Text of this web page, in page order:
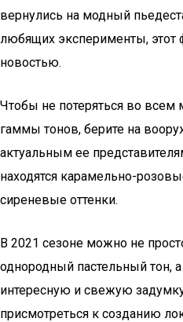
вернулись на модный
любящих эксперименты, этот
новостью.
Чтобы не потеряться во всем
гаммы тонов, берите на
актуальным ее
находятся карамельно-
сиреневые оттенки.
В 2021 сезоне можно не
однородный пастельный тон,
интересную и свежую
присмотреться к созданию